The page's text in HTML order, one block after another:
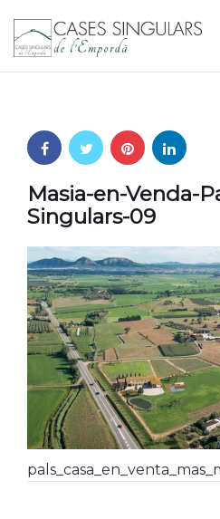
Masia-en-Venda-
Singulars-09